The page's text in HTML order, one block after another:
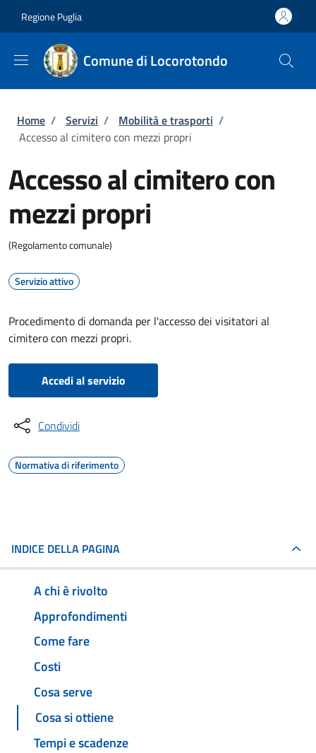
Regione Puglia
Comune di Locorotondo
Briciole di pane
Home / Servizi / Mobilità e trasporti /
Accesso al cimitero con mezzi propri
Accesso al cimitero con
mezzi propri
(Regolamento comunale)
Servizio attivo
Procedimento di domanda per l'accesso dei visitatori al
cimitero con mezzi propri.
Accedi al servizio
Condividi
Normativa di riferimento
INDICE DELLA PAGINA
A chi è rivolto
Approfondimenti
Come fare
Costi
Cosa serve
Cosa si ottiene
Tempi e scadenze